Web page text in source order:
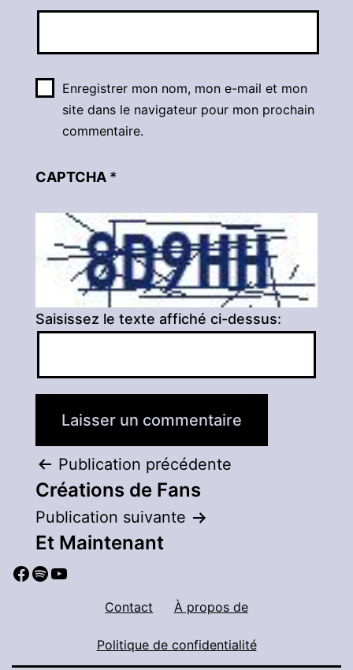
Enregistrer mon nom, mon e-mail et mon
site dans le navigateur pour mon prochain
commentaire.
CAPTCHA *
Saisissez le texte affiché ci-dessus:
Navigation
de
l’article
Publication précédente
Créations de Fans
Publication suivante
Et Maintenant
Facebook
Spotify
YouTube
Contact À propos de
Politique de confidentialité